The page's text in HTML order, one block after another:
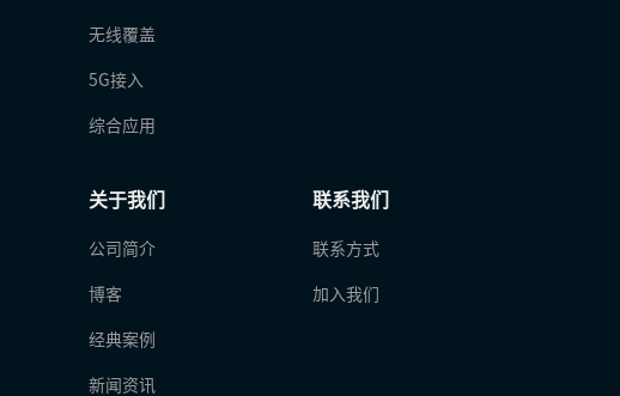
无线覆盖
5G接入
综合应用
关于我们
公司简介
博客
经典案例
新闻资讯
联系我们
联系方式
加入我们